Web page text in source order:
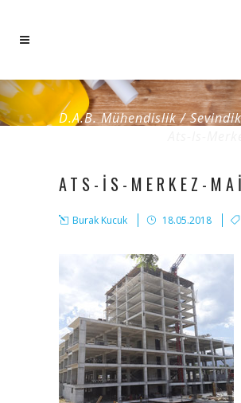
D.A.B. Mühendislik/
ATS-IS-MERKEZ-
Burak Kucuk 18.05.2018